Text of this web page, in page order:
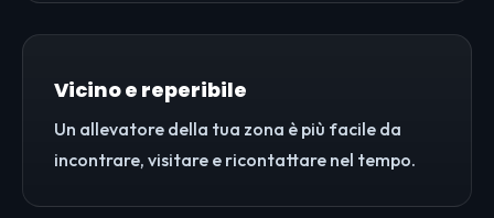
Vicino e reperibile
Un allevatore della tua zona è più facile da
incontrare, visitare e ricontattare nel tempo.